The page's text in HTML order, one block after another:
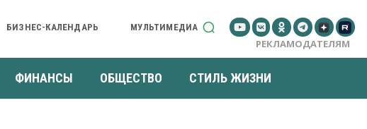
БИЗНЕС-КАЛЕНДАРЬ МУЛЬТИМЕДИА
РЕКЛАМОДАТЕЛЯМ
ФИНАНСЫ ОБЩЕСТВО СТИЛЬ ЖИЗНИ